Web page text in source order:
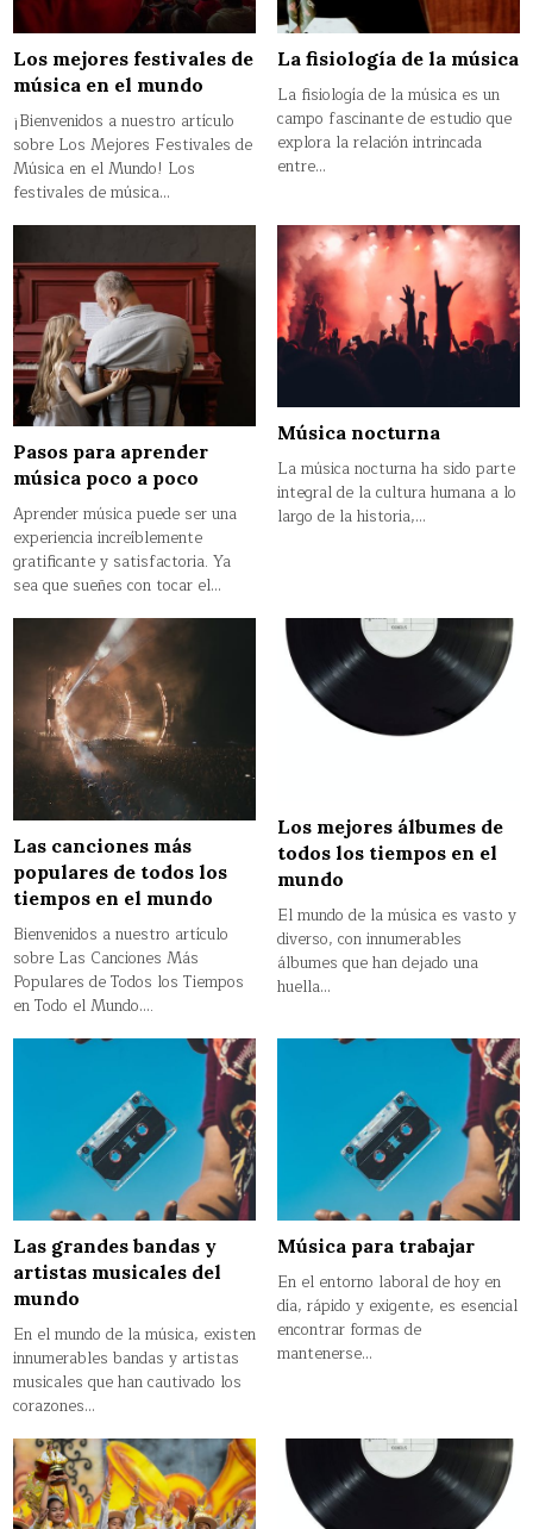
Los mejores festivales de
música en el mundo
¡Bienvenidos a nuestro artículo
sobre Los Mejores Festivales de
Música en el Mundo! Los
festivales de música…
La fisiología de la música
La fisiología de la música es un
campo fascinante de estudio que
explora la relación intrincada
entre…
Pasos para aprender
música poco a poco
Aprender música puede ser una
experiencia increíblemente
gratificante y satisfactoria. Ya
sea que sueñes con tocar el…
Música nocturna
La música nocturna ha sido parte
integral de la cultura humana a lo
largo de la historia,…
Las canciones más
populares de todos los
tiempos en el mundo
Bienvenidos a nuestro artículo
sobre Las Canciones Más
Populares de Todos los Tiempos
en Todo el Mundo….
Los mejores álbumes de
todos los tiempos en el
mundo
El mundo de la música es vasto y
diverso, con innumerables
álbumes que han dejado una
huella…
Las grandes bandas y
artistas musicales del
mundo
En el mundo de la música, existen
innumerables bandas y artistas
musicales que han cautivado los
corazones…
Música para trabajar
En el entorno laboral de hoy en
día, rápido y exigente, es esencial
encontrar formas de
mantenerse…